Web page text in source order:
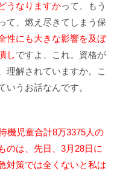
うなりますかって、もう
て、燃え尽きてしまう保
性にも大きな影響を及ぼ
しですよ、これ。資格が
理解されていますか。こ
いうお話なんです。
機児童合計8万3375人の
のは、先日、3月28日に
対策では全くないと私は